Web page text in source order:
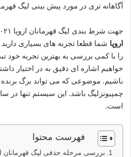
آگاهانه تری در مورد پیش بینی لیگ
جهت شرط بندی لیگ قهرمانان اروپا ۲۰۲۱ یا همان
اروپا شما قطعا تجربه های بسیاری دارید
را با کمی بررسی به بهترین تجربه خود
خواهیم اشاره ای دقیق به در اختیار
باشیم. موضوعی که می تواند برگ
چمپیونزلیگ باشد. این سیستم تنها در
است.
فهرست محتوا
بررسی مرحله حذفی لیگ قهرمانان اروپا